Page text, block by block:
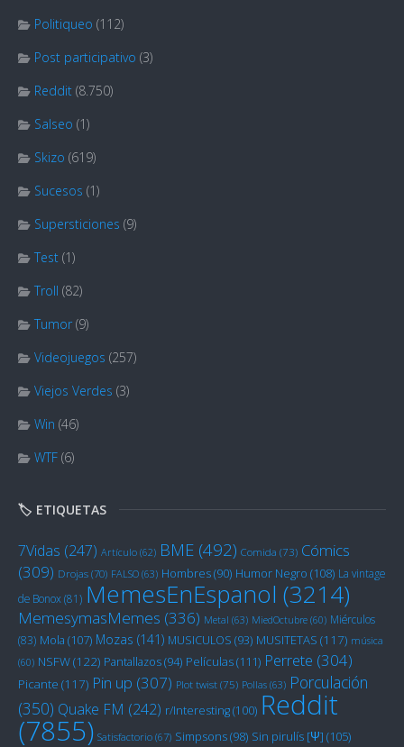
Politiqueo (112)
Post participativo (3)
Reddit (8.750)
Salseo (1)
Skizo (619)
Sucesos (1)
Supersticiones (9)
Test (1)
Troll (82)
Tumor (9)
Videojuegos (257)
Viejos Verdes (3)
Win (46)
WTF (6)
🏷️ ETIQUETAS
7Vidas (247) Artículo (62) BME (492) Comida (73) Cómics
(309) Drojas (70) FALSO (63) Hombres(90) Humor Negro (108) La vintage
de Bonox(81) MemesEnEspanol (3214)
MemesymasMemes (336) Metal (63) MiedOctubre (60) Miérculos
(83) Mola (107) Mozas (141) MUSICULOS (93) MUSITETAS (117) música
(60) NSFW(122) Pantallazos(94) Películas(111) Perrete (304)
Picante (117) Pin up (307) Plot twist (75) Pollas (63) Porculación
(350) Quake FM (242) r/Interesting(100) Reddit
(7855) Satisfactorio (67) Simpsons(98) Sin pirulís [Ψ] (105)